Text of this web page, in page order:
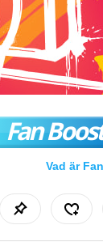
Fan Boost
Vad är